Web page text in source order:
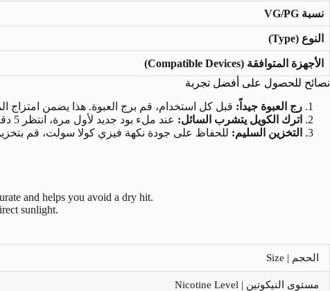
نسبة VG/PG
النوع (Type)
الأجهزة المتوافقة (Compatible Devices)
نصائح للحصول على أفضل تجربة
رج العبوة جيداً: قبل كل استخدام، قم برج العبوة. هذا يضمن امتزاج
اترك الكويل يتشرب السائل: عند ملء بود جديد لأول مرة، انتظر 5 دقائق على الأقل قبل الاستخدام. بهذه الطريقة، تسمح للقطن بامتصاص السائل بالكامل وتتجنب احتراقه (Dry Hit).
التخزين السليم: للحفاظ على جودة نكهة فيزي كولا سولت، قم
and helps you avoid a dry hit.
sunlight.
الحجم | Size
مستوى النيكوتين | Nicotine Level